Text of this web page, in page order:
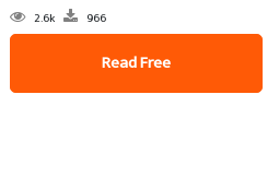
2.6k 966
Read Free